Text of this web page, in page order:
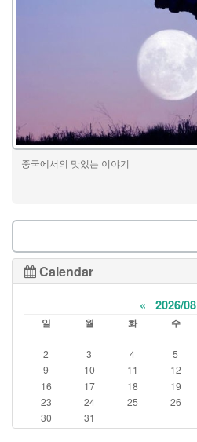
중국에서의 맛있는 이야기
Calendar
« 2026/08
일 월 화 수
2
3 4 5
9
10 11 12
16
17 18 19
23
24 25 26
30
31